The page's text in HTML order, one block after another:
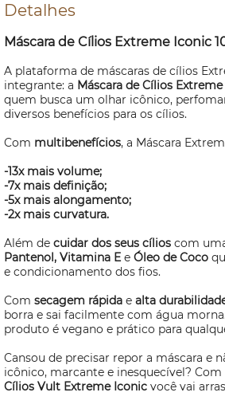
Detalhes
Máscara de Cílios Extreme Iconic
A plataforma de máscaras de cílios
integrante: a Máscara de Cílios
quem busca um olhar icônico,
diversos benefícios para os cílios.
Com multibenefícios, a Máscara
-13x mais volume;
-7x mais definição;
-5x mais alongamento;
-2x mais curvatura.
Além de cuidar dos seus cílios com
Pantenol, Vitamina E e Óleo de Coco
e condicionamento dos fios.
Com secagem rápida e alta
borra e sai facilmente com água
produto é vegano e prático para
Cansou de precisar repor a máscara e
icônico, marcante e inesquecível? Com
Cílios Vult Extreme Iconic você vai